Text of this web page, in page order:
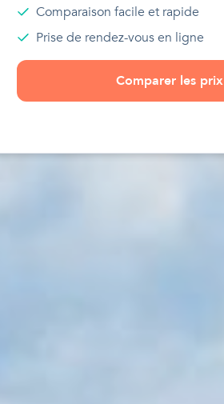
Comparaison facile et rapide
Prise de rendez-vous en ligne
Comparer les prix